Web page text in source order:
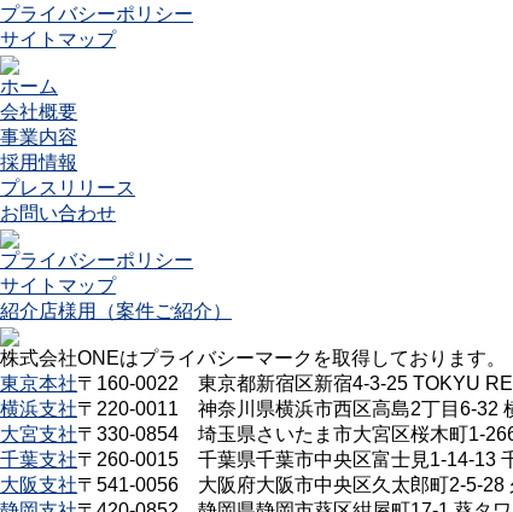
プライバシーポリシー
サイトマップ
ホーム
会社概要
事業内容
採用情報
プレスリリース
お問い合わせ
プライバシーポリシー
サイトマップ
紹介店様用（案件ご紹介）
株式会社ONEはプライバシーマークを取得しております。
東京本社〒160-0022 東京都新宿区新宿4-3-25 TOKYU
横浜支社〒220-0011 神奈川県横浜市西区高島2丁目6-
大宮支社〒330-0854 埼玉県さいたま市大宮区桜木町1-
千葉支社〒260-0015 千葉県千葉市中央区富士見1-14-
大阪支社〒541-0056 大阪府大阪市中央区久太郎町2-5-